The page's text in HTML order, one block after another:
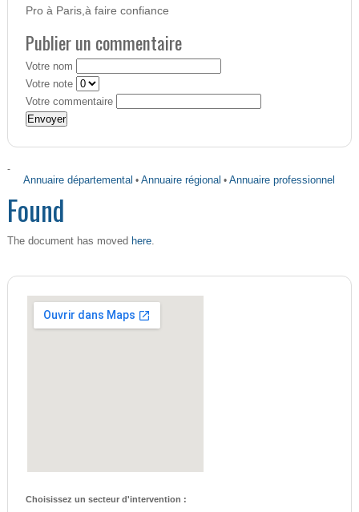
Pro à Paris,à faire confiance
Publier un commentaire
Votre nom
Votre note
Votre commentaire
-
Annuaire départemental •Annuaire régional •Annuaire professionnel
Found
The document has moved here.
Choisissez un secteur d'intervention :